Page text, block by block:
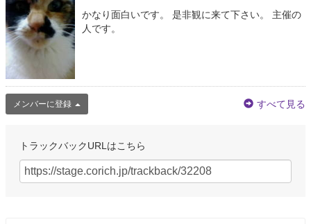
かなり面白いです。 是非観に来て下さい。 主催の
人です。
メンバーに登録 すべて見る
トラックバックURLはこちら